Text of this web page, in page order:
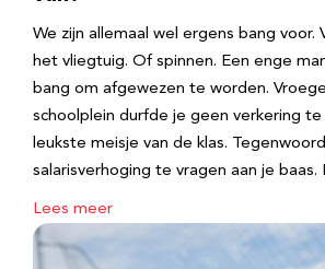
We zijn allemaal wel ergens bang voor.
het vliegtuig. Of spinnen. Een enge
bang om afgewezen te worden.
schoolplein durfde je geen verkering
leukste meisje van de klas.
salarisverhoging te vragen aan je
Lees meer